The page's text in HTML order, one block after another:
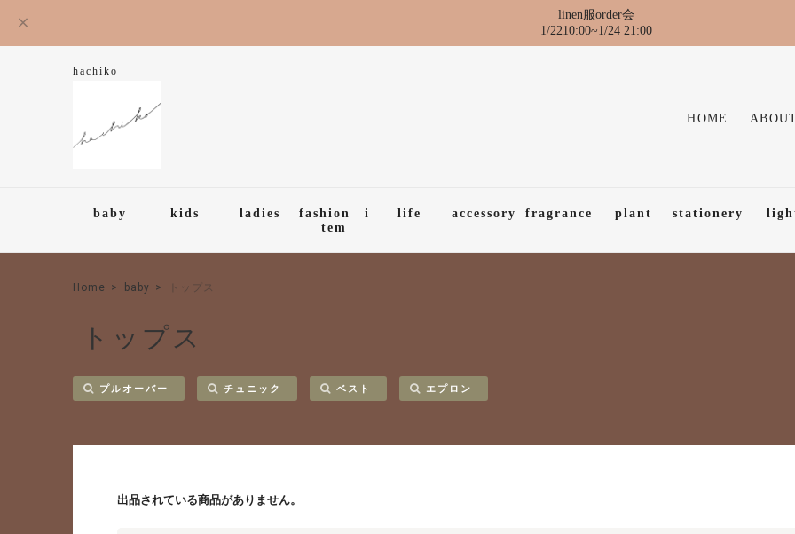
linen服order会
1/2210:00~1/24 21:00
hachiko
HOME
baby kids ladies
fashion i
tem
life accessory fragrance plant stationery
Home baby トップス
トップス
プルオーバー チュニック ベスト エプロン
出品されている商品がありません。